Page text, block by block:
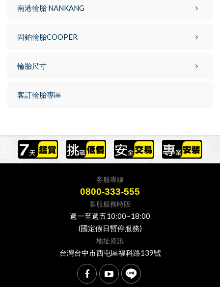
南港輪胎 NANKANG
固鉑輪胎COOPER
輪胎尺寸
客訂輪胎專區
客服專線
0800-333-555
客服服務時段
週一至週五10:00~18:00
(國定假日暫停服務)
地址資訊
台灣台中市西屯區福科路139號